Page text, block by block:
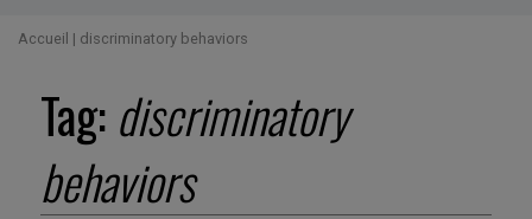
Accueil | discriminatory behaviors
Tag: discriminatory
behaviors